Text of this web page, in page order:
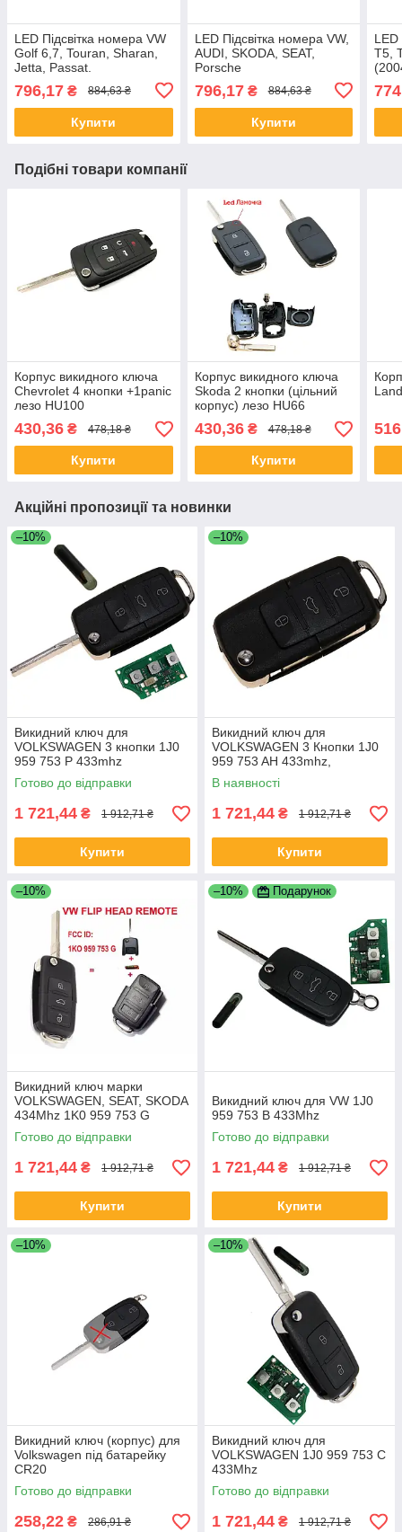
LED Підсвітка номера VW
Golf 6,7, Touran, Sharan,
Jetta, Passat.
796,17 ₴ 884,63 ₴
Купити
LED Підсвітка номера VW,
AUDI, SKODA, SEAT,
Porsche
796,17₴ 884,63 ₴
Купити
LED
Т5,
Подібні товари компанії
Корпус викидного ключа
Chevrolet 4 кнопки +1panic
лезо HU100
430,36 ₴ 478,18 ₴
Купити
Корпус викидного ключа
Skoda 2 кнопки (цільний
корпус) лезо HU66
430,36₴ 478,18 ₴
Купити
Акційні пропозиції та новинки
–10%
Викидний ключ для
VOLKSWAGEN 3 кнопки 1J0
959 753 P 433mhz
Готово до відправки
1 721,44 ₴ 1 912,71 ₴
Купити
–10%
Викидний ключ для
VOLKSWAGEN 3 Кнопки 1J0
959 753 AH 433mhz,
В наявності
1 721,44 ₴ 1 912,71 ₴
Купити
–10%
Викидний ключ марки
VOLKSWAGEN, SEAT, SKODA
434Mhz 1K0 959 753 G
Готово до відправки
1 721,44 ₴ 1 912,71 ₴
Купити
–10% Подарунок
Викидний ключ для VW 1J0
959 753 B 433Mhz
Готово до відправки
1 721,44 ₴ 1 912,71 ₴
Купити
–10%
Викидний ключ (корпус) для
Volkswagen під батарейку
CR20
Готово до відправки
258,22 ₴ 286,91 ₴
–10%
Викидний ключ для
VOLKSWAGEN 1J0 959 753 C
433Mhz
Готово до відправки
1 721,44 ₴ 1 912,71 ₴